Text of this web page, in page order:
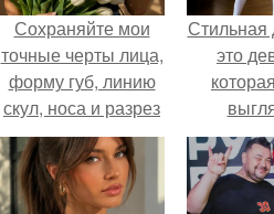
Сохраняйте мои
точные черты лица,
форму губ, линию
скул, носа и разрез
глаз.
Стильная
это